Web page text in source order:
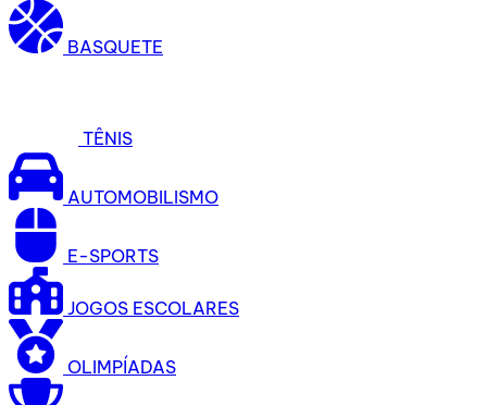
BASQUETE
TÊNIS
AUTOMOBILISMO
E-SPORTS
JOGOS ESCOLARES
OLIMPÍADAS